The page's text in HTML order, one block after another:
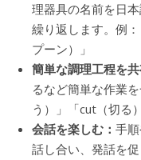
理器具の名前を日
繰り返します。例
プーン）」
簡単な調理工程を共
るなど簡単な作業
う）」「cut（切る
会話を楽しむ： 手
話し合い、発話を